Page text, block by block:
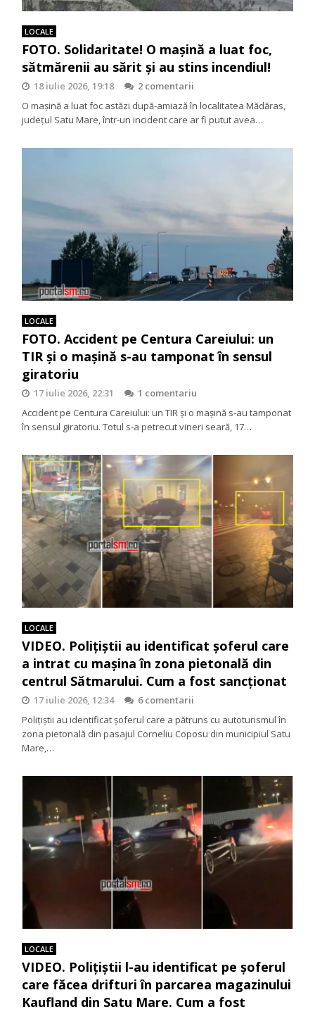
LOCALE
FOTO. Solidaritate! O mașină a luat foc,
sătmărenii au sărit și au stins incendiul!
18 iulie 2026, 19:18
2 comentarii
O mașină a luat foc astăzi după-amiază în localitatea Mădăras,
județul Satu Mare, într-un incident care ar fi putut avea…
LOCALE
FOTO. Accident pe Centura Careiului: un
TIR și o mașină s-au tamponat în sensul
giratoriu
17 iulie 2026, 22:31
1 comentariu
Accident pe Centura Careiului: un TIR și o mașină s-au tamponat
în sensul giratoriu. Totul s-a petrecut vineri seară, 17…
LOCALE
VIDEO. Polițiștii au identificat șoferul care
a intrat cu mașina în zona pietonală din
centrul Sătmarului. Cum a fost sancționat
17 iulie 2026, 12:34
6 comentarii
Polițiștii au identificat șoferul care a pătruns cu autoturismul în
zona pietonală din pasajul Corneliu Coposu din municipiul Satu
Mare,…
LOCALE
VIDEO. Polițiștii l-au identificat pe șoferul
care făcea drifturi în parcarea magazinului
Kaufland din Satu Mare. Cum a fost